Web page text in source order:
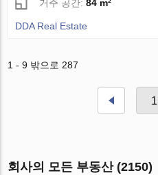
거주 공간:84 m²
DDA Real Estate
1 - 9 밖으로 287
1
회사의 모든 부동산 (2150)